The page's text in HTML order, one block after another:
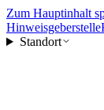
Zum Hauptinhalt
Hinweisgeberstelle
Standort